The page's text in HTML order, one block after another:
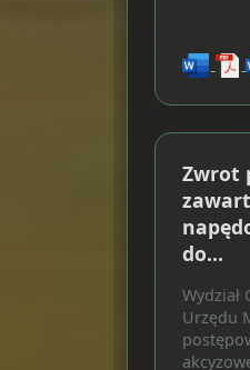
Zwrot
do…
Urzędu